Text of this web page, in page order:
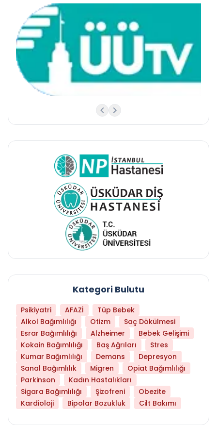
Kategori Bulutu
Psikiyatri AFAZİ
Tüp Bebek
Alkol Bağımlılığı
Otizm
Saç Dökülmesi
Esrar Bağımlılığı
Alzheimer
Bebek Gelişimi
Kokain Bağımlılığı
Baş Ağrıları
Stres
Kumar Bağımlılığı
Demans
Depresyon
Sanal Bağımlılık
Migren
Opiat Bağımlılığı
Parkinson
Kadın Hastalıkları
Sigara Bağımlılığı
Şizofreni
Obezite
Kardioloji
Bipolar Bozukluk Cilt Bakımı